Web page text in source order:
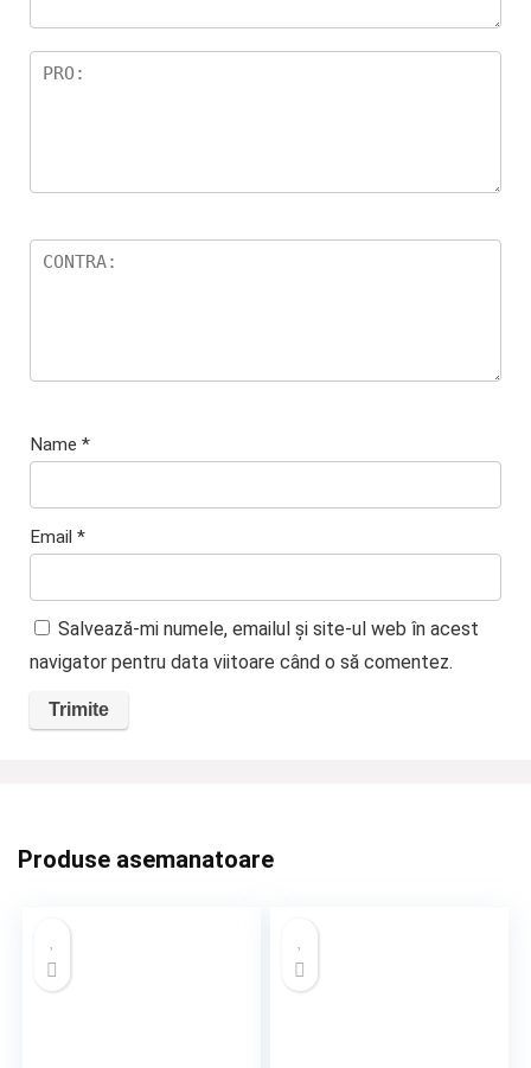
Name *
Email *
Salvează-mi numele, emailul și site-ul web în acest
navigator pentru data viitoare când o să comentez.
Produse asemanatoare